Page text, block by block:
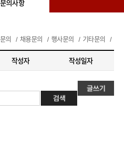
문의사항
의 채용문의 행사문의 기타문의
작성자 작성일자